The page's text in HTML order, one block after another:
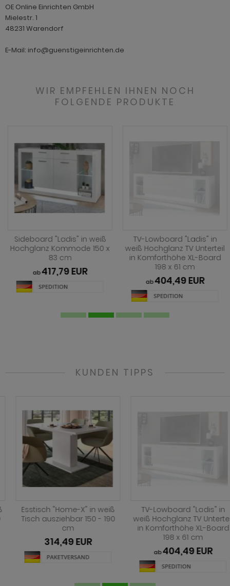
OE Online Einrichten GmbH
Mielestr. 1
48231 Warendorf
E-Mail: info@guenstigeinrichten.de
WIR EMPFEHLEN IHNEN NOCH
FOLGENDE PRODUKTE
Sideboard "Ladis" in weiß
Hochglanz Kommode 150 x
83 cm
ab417,79 EUR
TV-Lowboard "Ladis" in
weiß Hochglanz TV Unterteil
in Komforthöhe XL-Board
198 x 61 cm
ab404,49 EUR
KUNDEN TIPPS
Esstisch "Home-X" in weiß
Tisch ausziehbar 150 - 190
cm
314,49 EUR
TV-Lowboard "Ladis" in
weiß Hochglanz TV Unterteil
in Komforthöhe XL-Board
198 x 61 cm
404,49 EUR